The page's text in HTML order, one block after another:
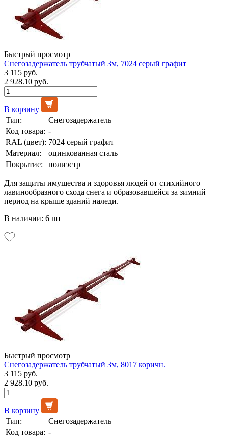
Быстрый просмотр
Снегозадержатель трубчатый 3м, 7024 серый графит
3 115 руб.
2 928.10 руб.
В корзину
Тип:
Снегозадержатель
Код товара: -
RAL (цвет): 7024 серый графит
Материал:
оцинкованная сталь
Покрытие:
полиэстр
Для защиты имущества и здоровья людей от стихийного
лавинообразного схода снега и образовавшейся за зимний
период на крыше зданий наледи.
В наличии: 6 шт
Быстрый просмотр
Снегозадержатель трубчатый 3м, 8017 коричн.
3 115 руб.
2 928.10 руб.
В корзину
Тип:
Снегозадержатель
Код товара: -